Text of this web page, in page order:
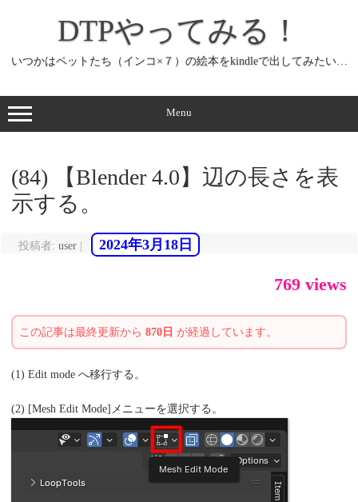
ッ
プ
DTPやってみる！
いつかはペットたち（インコ×７）の絵本をkindleで出してみたい…
Menu
(84) 【Blender 4.0】辺の長さを表
示する。
投稿者: user 2024年3月18日
769 views
この記事は最終更新から 870日 が経過しています。
(1) Edit mode へ移行する。
(2) [Mesh Edit Mode]メニューを選択する。